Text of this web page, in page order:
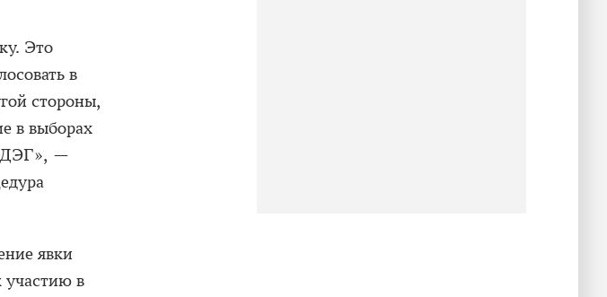
Это
в
стороны,
в выборах
ДЭГ», —
явки
участию в